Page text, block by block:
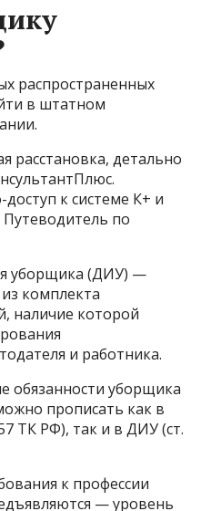
распространенных
в штатном
расстановка, детально
к системе К+ и
Путеводитель по
уборщика (ДИУ) —
комплекта
наличие которой
и работника.
уборщика
прописать как в
ТК РФ), так и в ДИУ (ст.
к профессии
— уровень